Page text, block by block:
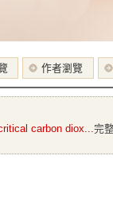
作者瀏覽
carbon diox... 完